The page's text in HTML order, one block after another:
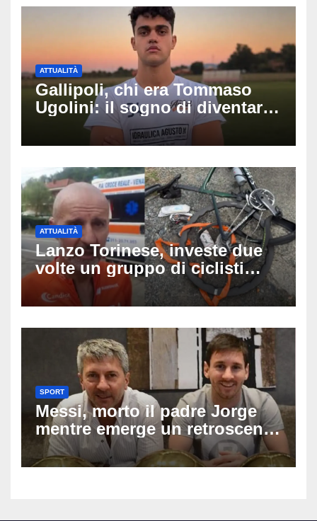
ATTUALITÀ
Gallipoli, chi era Tommaso
Ugolini: il sogno di diventare
medico e la fascia da
capitano, il dolore di Bologna
ATTUALITÀ
Lanzo Torinese, investe due
volte un gruppo di ciclisti
dopo una lite: arrestato
73enne, il racconto choc di un
SPORT
Messi, morto il padre Jorge
mentre emerge un retroscena
choc: le minacce di morte al
fuoriclasse durante i Mondiali